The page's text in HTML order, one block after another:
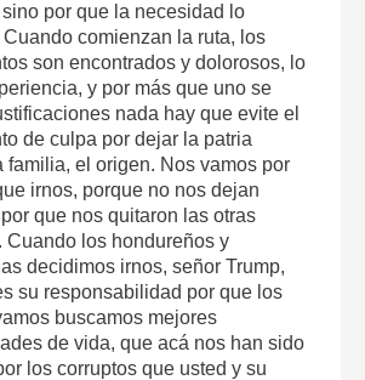
por que la necesidad lo
comienzan la ruta, los
son encontrados y dolorosos, lo
y por más que uno se
nada hay que evite el
de culpa por dejar la patria
familia, el origen. Nos vamos por
irnos, porque no nos dejan
que nos quitaron las otras
Cuando los hondureños y
decidimos irnos, señor Trump,
su responsabilidad por que los
buscamos mejores
de vida, que acá nos han sido
los corruptos que usted y su